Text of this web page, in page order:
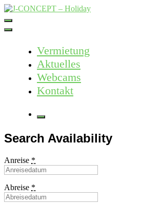
Skip
to
content
Vermietung
Aktuelles
Webcams
Kontakt
More
Search Availability
Anreise *
Abreise *